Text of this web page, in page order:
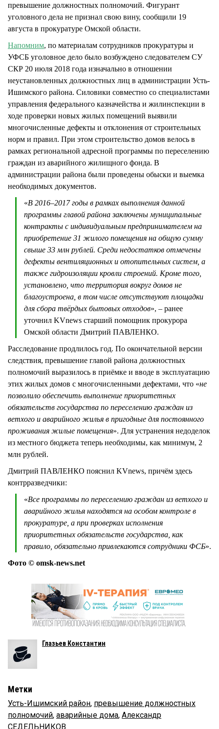
превышение должностных полномочий. Фигурант
уголовного дела не признал свою вину, сообщили 19
августа в прокуратуре Омской области.
Напомним, по материалам сотрудников прокуратуры и
УФСБ уголовное дело было возбуждено следователем СУ
СКР 20 июля 2018 года изначально в отношении
неустановленных должностных лиц в администрации Усть-
Ишимского района. Силовики совместно со специалистами
управления федерального казначейства и жилинспекции в
ходе проверки новых жилых помещений выявили
многочисленные дефекты и отклонения от строительных
норм и правил. При этом строительство домов велось в
рамках региональной адресной программы по переселению
граждан из аварийного жилищного фонда. В
администрации района были проведены обыски и выемка
необходимых документов.
«В 2016–2017 годы в рамках выполнения данной
программы главой района заключены муниципальные
контракты с индивидуальным предпринимателем на
приобретение 31 жилого помещения на общую сумму
свыше 33 млн рублей. Среди недостатков отмечены
дефекты вентиляционных и отопительных систем, а
также гидроизоляции кровли строений. Кроме того,
установлено, что территория вокруг домов не
благоустроена, в том числе отсутствуют площадки
для сбора твёрдых бытовых отходов», – ранее
уточнил KVnews старший помощник прокурора
Омской области Дмитрий ПАВЛЕНКО.
Расследование продлилось год. По окончательной версии
следствия, превышение главой района должностных
полномочий выразилось в приёмке и вводе в эксплуатацию
этих жилых домов с многочисленными дефектами, что «не
позволило обеспечить выполнение приоритетных
обязательств государства по переселению граждан из
ветхого и аварийного жилья в пригодные для постоянного
проживания жилые помещения». Для устранения недоделок
из местного бюджета теперь необходимы, как минимум, 2
млн рублей.
Дмитрий ПАВЛЕНКО пояснил KVnews, причём здесь
контрразведчики:
«Все программы по переселению граждан из ветхого и
аварийного жилья находятся на особом контроле в
прокуратуре, а при проверках исполнения
приоритетных обязательств государства, как
правило, обязательно привлекаются сотрудники ФСБ».
Фото © omsk-news.net
Глазьев Константин
Метки
Усть-Ишимский район, превышение должностных
полномочий, аварийные дома, Александр
СЕДЕЛЬНИКОВ